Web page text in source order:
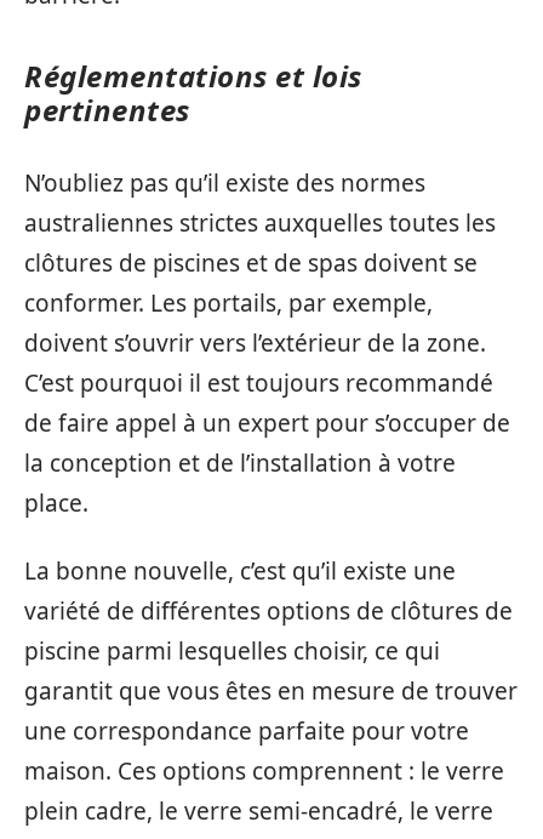
Réglementations et lois
pertinentes
N’oubliez pas qu’il existe des normes
australiennes strictes auxquelles toutes les
clôtures de piscines et de spas doivent se
conformer. Les portails, par exemple,
doivent s’ouvrir vers l’extérieur de la zone.
C’est pourquoi il est toujours recommandé
de faire appel à un expert pour s’occuper de
la conception et de l’installation à votre
place.
La bonne nouvelle, c’est qu’il existe une
variété de différentes options de clôtures de
piscine parmi lesquelles choisir, ce qui
garantit que vous êtes en mesure de trouver
une correspondance parfaite pour votre
maison. Ces options comprennent : le verre
plein cadre, le verre semi-encadré, le verre